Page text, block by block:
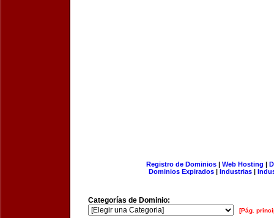
Registro de Dominios| Web Hosting |
Dominios Expirados | Industrias |
Categorías de Dominio:
[Pág.